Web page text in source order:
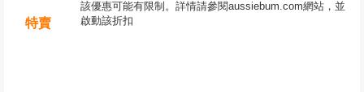
特賣
該優惠可能有限制。詳情請參閱aussiebum.com網站，並
啟動該折扣